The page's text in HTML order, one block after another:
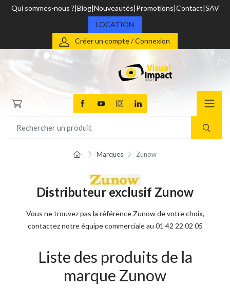
Qui sommes-nous ? Blog Nouveautés Promotions Contact SAV
LOCATION
Créer un compte / Connexion
Marques Zunow
Distributeur exclusif Zunow
Vous ne trouvez pas la référence Zunow de votre choix,
contactez notre équipe commerciale au 01 42 22 02 05
Liste des produits de la
marque Zunow